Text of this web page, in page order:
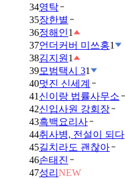
34영탁
35장한별
36정해인1
37언더커버 미쓰홍1
38김지원 1
39모범택시 31
40멋진 신세계
41 신이랑 법률사무소
42신입사원 강회장
43흑백요리사
44취사병, 전설이 되다
45길치라도 괜찮아
46손태진
47성리 NEW